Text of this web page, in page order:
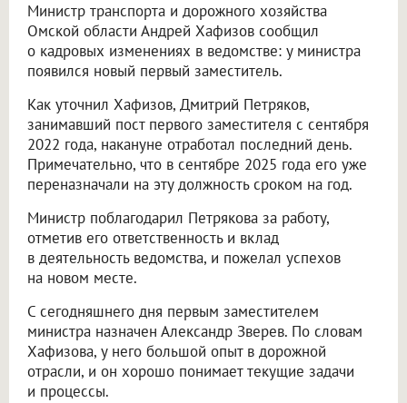
Министр транспорта и дорожного хозяйства
Омской области Андрей Хафизов сообщил
о кадровых изменениях в ведомстве: у министра
появился новый первый заместитель.
Как уточнил Хафизов, Дмитрий Петряков,
занимавший пост первого заместителя с сентября
2022 года, накануне отработал последний день.
Примечательно, что в сентябре 2025 года его уже
переназначали на эту должность сроком на год.
Министр поблагодарил Петрякова за работу,
отметив его ответственность и вклад
в деятельность ведомства, и пожелал успехов
на новом месте.
С сегодняшнего дня первым заместителем
министра назначен Александр Зверев. По словам
Хафизова, у него большой опыт в дорожной
отрасли, и он хорошо понимает текущие задачи
и процессы.